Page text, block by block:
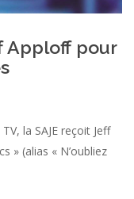
Apploff pour
la SAJE reçoit Jeff
» (alias « N’oubliez